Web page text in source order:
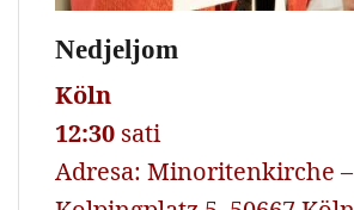
Nedjeljom
Köln
12:30 sati
Adresa: Minoritenkirche –